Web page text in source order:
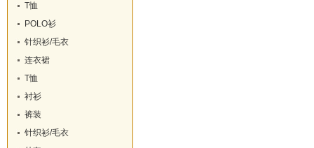
T恤
POLO衫
针织衫/毛衣
连衣裙
T恤
衬衫
裤装
针织衫/毛衣